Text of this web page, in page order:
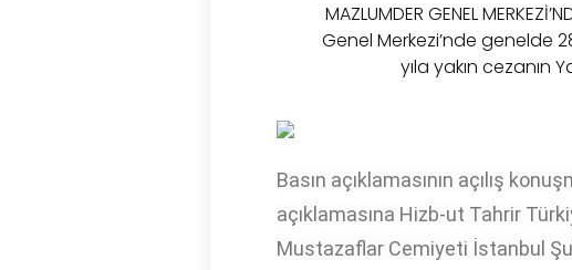
MAZLUMDER GENEL
Genel Merkezi’nde genelde
yıla yakın cezanın
Basın açıklamasının açılış
açıklamasına Hizb-ut Tahrir
Mustazaflar Cemiyeti İstanbul